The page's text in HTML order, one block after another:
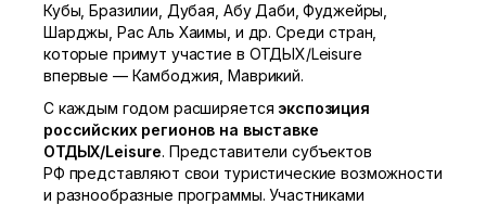
Кубы, Бразилии, Дубая, Абу Даби, Фуджейры,
Шарджы, Рас Аль Хаимы, и др. Среди стран,
которые примут участие в ОТДЫХ/Leisure
впервые — Камбоджия, Маврикий.
С каждым годом расширяется экспозиция
российских регионов на выставке
ОТДЫХ/Leisure. Представители субъектов
РФ представляют свои туристические возможности
и разнообразные программы. Участниками